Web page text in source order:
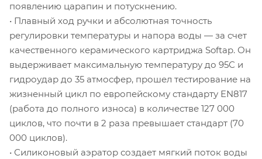
появлению царапин и потускнению.
• Плавный ход ручки и абсолютная точность
регулировки температуры и напора воды — за счет
качественного керамического картриджа Softap. Он
выдерживает максимальную температуру до 95С и
гидроудар до 35 атмосфер, прошел тестирование на
жизненный цикл по европейскому стандарту EN817
(работа до полного износа) в количестве 127 000
циклов, что почти в 2 раза превышает стандарт (70
000 циклов).
• Силиконовый аэратор создает мягкий поток воды